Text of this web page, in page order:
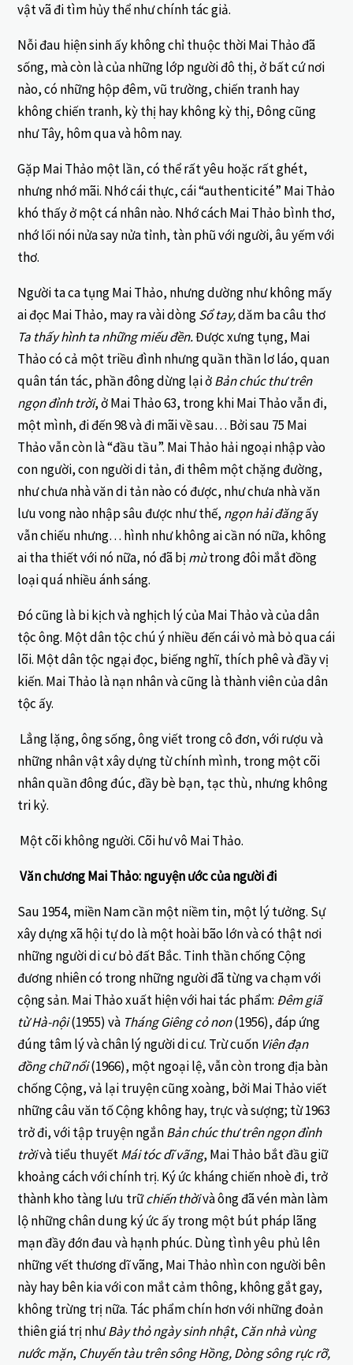
vật vã đi tìm hủy thể như chính tác giả.
Nỗi đau hiện sinh ấy không chỉ thuộc thời Mai Thảo đã
sống, mà còn là của những lớp người đô thị, ở bất cứ nơi
nào, có những hộp đêm, vũ trường, chiến tranh hay
không chiến tranh, kỳ thị hay không kỳ thị, Đông cũng
như Tây, hôm qua và hôm nay.
Gặp Mai Thảo một lần, có thể rất yêu hoặc rất ghét,
nhưng nhớ mãi. Nhớ cái thực, cái “authenticité” Mai Thảo
khó thấy ở một cá nhân nào. Nhớ cách Mai Thảo bình thơ,
nhớ lối nói nửa say nửa tỉnh, tàn phũ với người, âu yếm với
thơ.
Người ta ca tụng Mai Thảo, nhưng dường như không mấy
ai đọc Mai Thảo, may ra vài dòngSổ tay,dăm ba câu thơ
Ta thấy hình ta những miếu đền.Được xưng tụng, Mai
Thảo có cả một triều đình nhưng quần thần lơ láo, quan
quân tán tác, phần đông dừng lại ởBản chúc thư trên
ngọn đỉnh trời, ở Mai Thảo 63, trong khi Mai Thảo vẫn đi,
một mình, đi đến 98 và đi mãi về sau… Bởi sau 75 Mai
Thảo vẫn còn là “đầu tầu”. Mai Thảo hải ngoại nhập vào
con người, con người di tản, đi thêm một chặng đường,
như chưa nhà văn di tản nào có được, như chưa nhà văn
lưu vong nào nhập sâu được như thế, ngọn hải đăngấy
vẫn chiếu nhưng… hình như không ai cần nó nữa, không
ai tha thiết với nó nữa, nó đã bị mùtrong đôi mắt đồng
loại quá nhiều ánh sáng.
Đó cũng là bi kịch và nghịch lý của Mai Thảo và của dân
tộc ông. Một dân tộc chú ý nhiều đến cái vỏ mà bỏ qua cái
lõi. Một dân tộc ngại đọc, biếng nghĩ, thích phê và đầy vị
kiến. Mai Thảo là nạn nhân và cũng là thành viên của dân
tộc ấy.
Lẳng lặng, ông sống, ông viết trong cô đơn, với rượu và
những nhân vật xây dựng từ chính mình, trong một cõi
nhân quần đông đúc, đầy bè bạn, tạc thù, nhưng không
tri kỷ.
Một cõi không người. Cõi hư vô Mai Thảo.
Văn chương Mai Thảo: nguyện ước của người đi
Sau 1954, miền Nam cần một niềm tin, một lý tưởng. Sự
xây dựng xã hội tự do là một hoài bão lớn và có thật nơi
những người di cư bỏ đất Bắc. Tinh thần chống Cộng
đương nhiên có trong những người đã từng va chạm với
cộng sản. Mai Thảo xuất hiện với hai tác phẩm: Đêm giã
từ Hà-nội(1955) và Tháng Giêng cỏ non(1956), đáp ứng
đúng tâm lý và chân lý người di cư. Trừ cuốn Viên đạn
đồng chữ nổi(1966), một ngoại lệ, vẫn còn trong địa bàn
chống Cộng, vả lại truyện cũng xoàng, bởi Mai Thảo viết
những câu văn tố Cộng không hay, trực và sượng; từ 1963
trở đi, với tập truyện ngắnBản chúc thư trên ngọn đỉnh
trờivà tiểu thuyếtMái tóc dĩ vãng, Mai Thảo bắt đầu giữ
khoảng cách với chính trị. Ký ức kháng chiến nhoè đi, trở
thành kho tàng lưu trữchiến thờivà ông đã vén màn làm
lộ những chân dung ký ức ấy trong một bút pháp lãng
mạn đầy đớn đau và hạnh phúc. Dùng tình yêu phủ lên
những vết thương dĩ vãng, Mai Thảo nhìn con người bên
này hay bên kia với con mắt cảm thông, không gắt gay,
không trừng trị nữa. Tác phẩm chín hơn với những đoản
thiên giá trị nhưBày thỏ ngày sinh nhật, Căn nhà vùng
nước mặn, Chuyến tàu trên sông Hồng, Dòng sông rực rỡ,